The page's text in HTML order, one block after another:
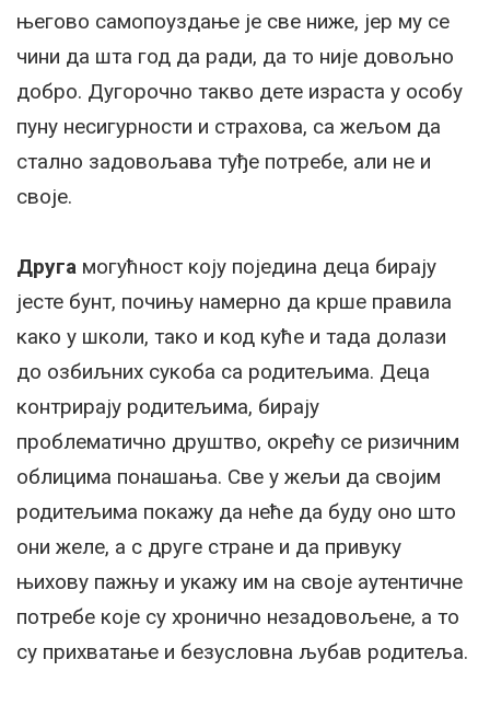
његово самопоуздање је све ниже, јер му се
чини да шта год да ради, да то није довољно
добро. Дугорочно такво дете израста у особу
пуну несигурности и страхова, са жељом да
стално задовољава туђе потребе, али не и
своје.
Друга могућност коју поједина деца бирају
јесте бунт, почињу намерно да крше правила
како у школи, тако и код куће и тада долази
до озбиљних сукоба са родитељима. Деца
контрирају родитељима, бирају
проблематично друштво, окрећу се ризичним
облицима понашања. Све у жељи да својим
родитељима покажу да неће да буду оно што
они желе, а с друге стране и да привуку
њихову пажњу и укажу им на своје аутентичне
потребе које су хронично незадовољене, а то
су прихватање и безусловна љубав родитеља.